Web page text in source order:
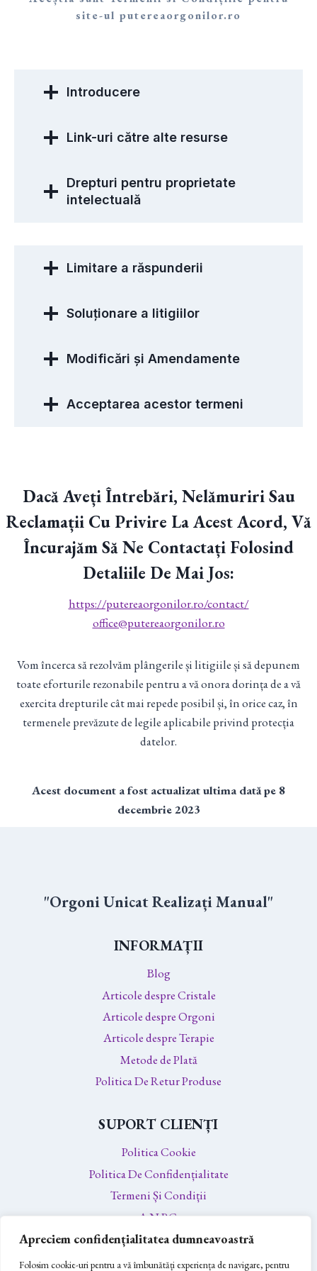
Apreciem confidențialitatea dumneavoastră
Folosim cookie-uri pentru a vă îmbunătăți experiența de navigare, pentru
site-ul putereaorgonilor.ro
Introducere
Link-uri către alte resurse
Drepturi pentru proprietate
intelectuală
Limitare a răspunderii
Soluționare a litigiilor
Modificări și Amendamente
Acceptarea acestor termeni
Dacă Aveți Întrebări, Nelămuriri Sau
Reclamații Cu Privire La Acest Acord, Vă
Încurajăm Să Ne Contactați Folosind
Detaliile De Mai Jos:
https://putereaorgonilor.ro/contact/
office@putereaorgonilor.ro
Vom încerca să rezolvăm plângerile și litigiile și să depunem
toate eforturile rezonabile pentru a vă onora dorința de a vă
exercita drepturile cât mai repede posibil și, în orice caz, în
termenele prevăzute de legile aplicabile privind protecția
datelor.
Acest document a fost actualizat ultima dată pe 8
decembrie 2023
"Orgoni Unicat Realizați Manual"
INFORMAȚII
Blog
Articole despre Cristale
Articole despre Orgoni
Articole despre Terapie
Metode de Plată
Politica De Retur Produse
SUPORT CLIENȚI
Politica Cookie
Politica De Confidențialitate
Termeni Și Condiții
A.N.P.C.
A.N.P.C. – SAL
Soluționarea Online a Litigiilor